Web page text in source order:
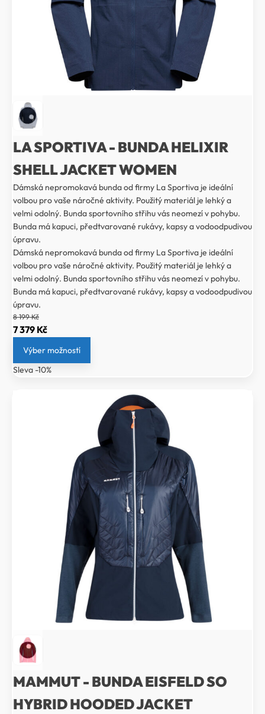
LA SPORTIVA - BUNDA HELIXIR
SHELL JACKET WOMEN
Dámská nepromokavá bunda od firmy La Sportiva je ideální
volbou pro vaše náročné aktivity. Použitý materiál je lehký a
velmi odolný. Bunda sportovního střihu vás neomezí v pohybu.
Bunda má kapuci, předtvarované rukávy, kapsy a vodoodpudivou
úpravu.
Dámská nepromokavá bunda od firmy La Sportiva je ideální
volbou pro vaše náročné aktivity. Použitý materiál je lehký a
velmi odolný. Bunda sportovního střihu vás neomezí v pohybu.
Bunda má kapuci, předtvarované rukávy, kapsy a vodoodpudivou
úpravu.
8 199Kč
Původní
cena
byla:
8
7 379 KčAktuální
cena
7
Výber možností
Sleva -10%
MAMMUT - BUNDA EISFELD SO
HYBRID HOODED JACKET